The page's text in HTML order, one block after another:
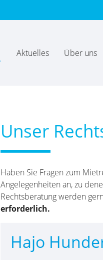
Aktuelles Über uns
Unser
Haben Sie Fragen zum
Angelegenheiten an, zu
Rechtsberatung werden
erforderlich.
Hajo